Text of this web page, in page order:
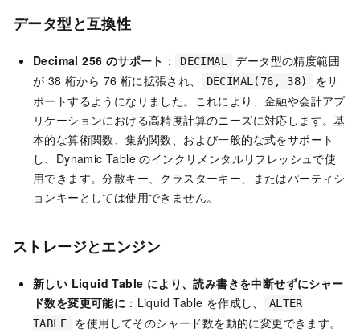
データ型と互換性
Decimal 256 のサポート ： DECIMAL
データ型の精度範囲
が 38 桁から 76 桁に拡張され、
DECIMAL(76, 38)
をサ
ポートするようになりました。これにより、金融や会計アプ
リケーションにおける高精度計算のニーズに対応します。基
本的な算術関数、集約関数、および一般的な式をサポート
し、Dynamic Table のインクリメンタルリフレッシュで使
用できます。分散キー、クラスターキー、またはパーティシ
ョンキーとしては使用できません。
ストレージとエンジン
新しい Liquid Table により、読み書きを中断せずにシャー
ド数を変更可能に ：Liquid Table を作成し、
ALTER
TABLE
を使用してそのシャード数を動的に変更できます。